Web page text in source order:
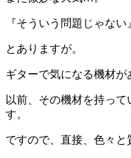
『そういう問題じゃない
とありますが。
ギターで気になる機材が
以前、その機材を持っ
す。
ですので、直接、色々と